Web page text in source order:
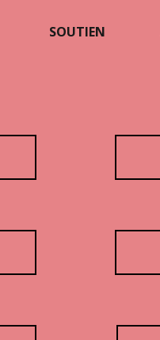
SOUTIEN